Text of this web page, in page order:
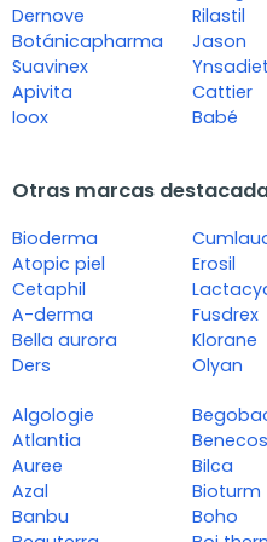
Dernove
Botánicapharma
Suavinex
Apivita
Ioox
Rilastil
Jason
Ynsadiet
Cattier
Babé
Otras marcas
Bioderma
Atopic piel
Cetaphil
A-derma
Bella aurora
Ders
Erosil
Fusdrex
Klorane
Olyan
Algologie
Atlantia
Auree
Azal
Banbu
Benecos
Bilca
Bioturm
Boho